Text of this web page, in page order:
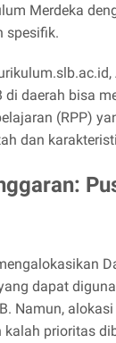
Merdeka
spesifik.
di daerah bisa
(RPP)
dan
dapat
Namun,
prioritas